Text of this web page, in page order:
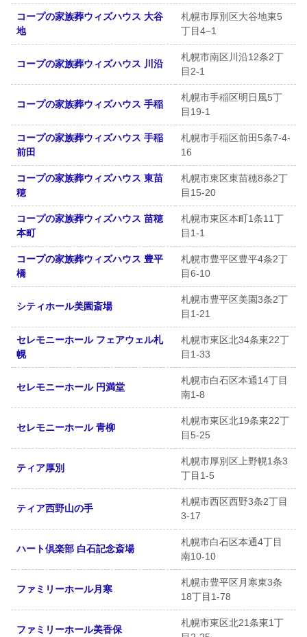
コープの家族葬ウィズハウス 大谷
地
札幌市厚別区大谷地東5
丁目4−1
コープの家族葬ウィズハウス 川沿
札幌市南区川沿12条2丁
目2-1
コープの家族葬ウィズハウス 手稲
札幌市手稲区明日風5丁
目19-1
コープの家族葬ウィズハウス 手稲
前田
札幌市手稲区前田5条7-4-
16
コープの家族葬ウィズハウス 東苗
穂
札幌市東区東苗穂8条2丁
目15-20
コープの家族葬ウィズハウス 苗穂
本町
札幌市東区本町1条11丁
目1-1
コープの家族葬ウィズハウス 豊平
橋
札幌市豊平区豊平4条2丁
目6-10
シティホール美園斎場
札幌市豊平区美園3条2丁
目1-21
セレモニーホール フェアウェル札
幌
札幌市東区北34条東22丁
目1-33
セレモニーホール 円満堂
札幌市白石区本通14丁目
南1-8
セレモニーホール 青柳
札幌市東区北19条東22丁
目5-25
ティア厚別
札幌市厚別区上野幌1条3
丁目1-5
ティア西野山の手
札幌市西区西野3条2丁目
3-17
ハート倶楽部 白石記念斎場
札幌市白石区本通4丁目
南10-10
ファミリーホール月寒
札幌市豊平区月寒東3条
18丁目1-78
ファミリーホール美香保
札幌市東区北21条東1丁